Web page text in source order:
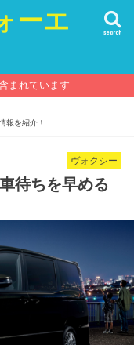
ーエ
search
まれています
報を紹介！
ヴォクシー
待ちを早める